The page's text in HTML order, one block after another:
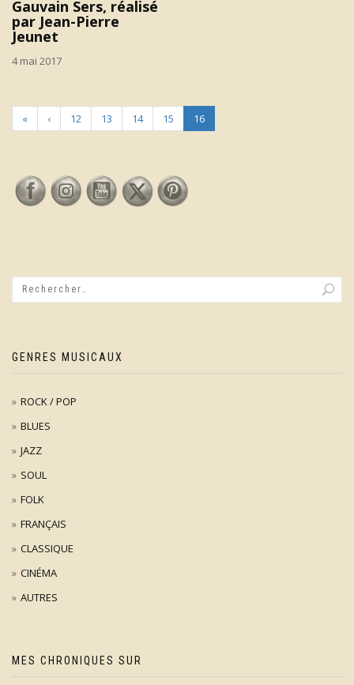
Gauvain Sers, réalisé
par Jean-Pierre
Jeunet
4 mai 2017
« ‹ 12 13 14 15 16
GENRES MUSICAUX
ROCK / POP
BLUES
JAZZ
SOUL
FOLK
FRANÇAIS
CLASSIQUE
CINÉMA
AUTRES
MES CHRONIQUES SUR